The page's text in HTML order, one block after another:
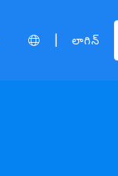
లాగిన్